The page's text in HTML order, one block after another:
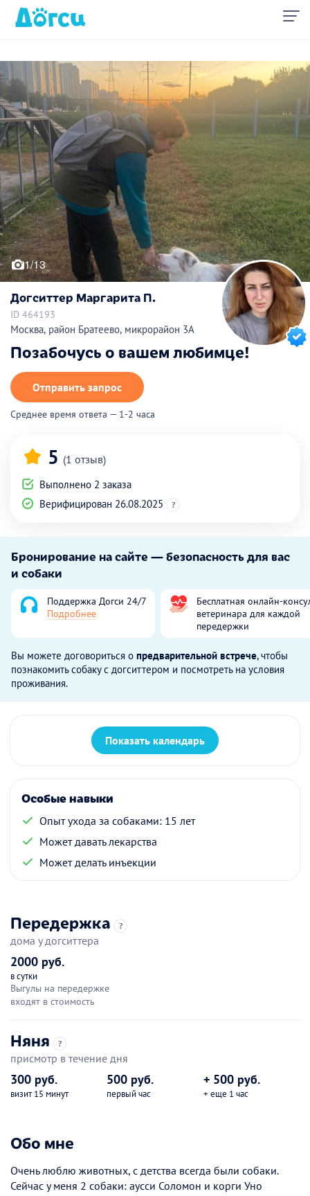
1/13
Догситтер Маргарита П.
ID 464193
Москва, район Братеево, микрорайон 3А
Позабочусь о вашем любимце!
Отправить запрос
Среднее время ответа — 1-2 часа
5 (1 отзыв)
Выполнено 2 заказа
Верифицирован 26.08.2025
?
Бронирование на сайте — безопасность для вас
и собаки
Поддержка Догси 24/7
Подробнее
Бесплатная онлайн-
ветеринара для каждой
передержки
Вы можете договориться о предварительной встрече, чтобы
познакомить собаку с догситтером и посмотреть на условия
проживания.
Показать календарь
Особые навыки
Опыт ухода за собаками: 15 лет
Может давать лекарства
Может делать инъекции
Передержка ?
дома у догситтера
2000 руб.
в сутки
Выгулы на передержке
входят в стоимость
Няня ?
присмотр в течение дня
300 руб.
визит 15 минут
500 руб.
первый час
+ 500 руб.
+ еще 1 час
Обо мне
Очень люблю животных, с детства всегда были собаки.
Сейчас у меня 2 собаки: аусси Соломон и корги Уно